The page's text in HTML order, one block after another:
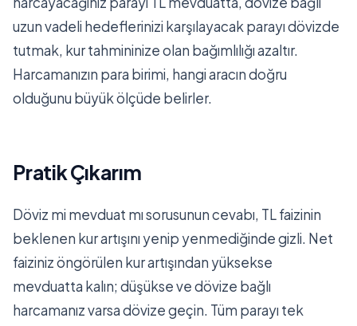
uzun vadeli hedeflerinizi karşılayacak parayı dövizde
tutmak, kur tahmininize olan bağımlılığı azaltır.
Harcamanızın para birimi, hangi aracın doğru
olduğunu büyük ölçüde belirler.
Pratik Çıkarım
Döviz mi mevduat mı sorusunun cevabı, TL faizinin
beklenen kur artışını yenip yenmediğinde gizli. Net
faiziniz öngörülen kur artışından yüksekse
mevduatta kalın; düşükse ve dövize bağlı
harcamanız varsa dövize geçin. Tüm parayı tek